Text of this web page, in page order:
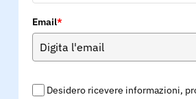
Email*
Desidero ricevere informazioni,